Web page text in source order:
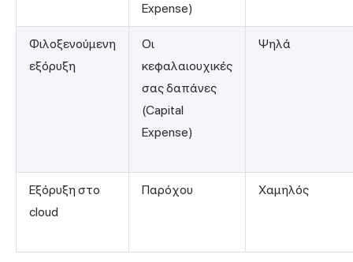
Expense)
Φιλοξενούμενη
εξόρυξη
Οι
κεφαλαιουχικές
σας δαπάνες
(Capital
Expense)
Ψηλά
Εξόρυξη στο
cloud
Παρόχου Χαμηλός